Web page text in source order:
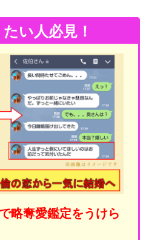
い人必見！
略奪愛鑑定をうけら